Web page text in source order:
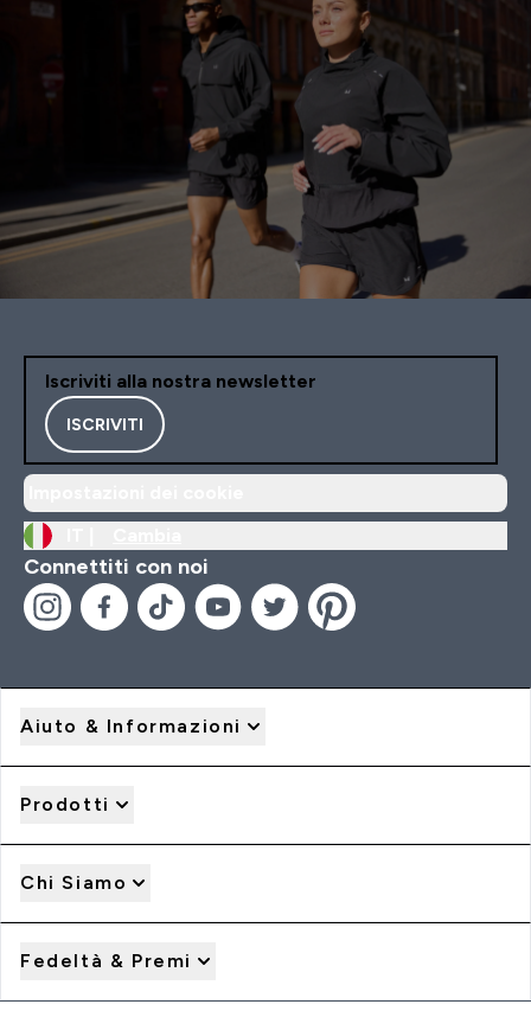
Iscriviti alla nostra newsletter
ISCRIVITI
Connettiti con noi
Aiuto & Informazioni
Prodotti
Chi Siamo
Fedeltà & Premi